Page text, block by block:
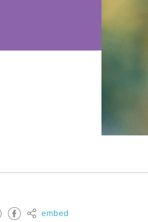
embed